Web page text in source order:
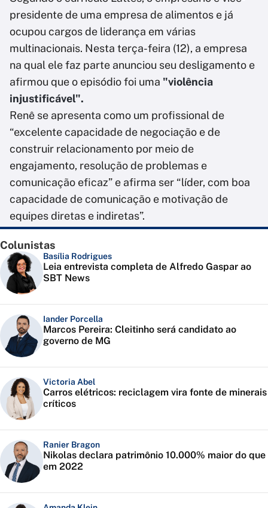
presidente de uma empresa de alimentos e já
ocupou cargos de liderança em várias
multinacionais. Nesta terça-feira (12), a empresa
na qual ele faz parte anunciou seu desligamento e
afirmou que o episódio foi uma "violência
injustificável".
Renê se apresenta como um profissional de
“excelente capacidade de negociação e de
construir relacionamento por meio de
engajamento, resolução de problemas e
comunicação eficaz” e afirma ser “líder, com boa
capacidade de comunicação e motivação de
equipes diretas e indiretas”.
Colunistas
Basília Rodrigues
Leia entrevista completa de Alfredo Gaspar ao
SBT News
Iander Porcella
Marcos Pereira: Cleitinho será candidato ao
governo de MG
Victoria Abel
Carros elétricos: reciclagem vira fonte de minerais
críticos
Ranier Bragon
Nikolas declara patrimônio 10.000% maior do que
em 2022